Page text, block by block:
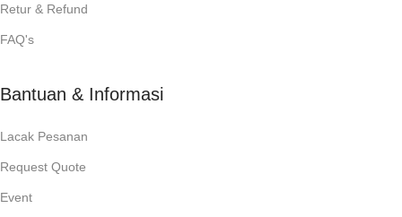
Retur & Refund
FAQ's
Bantuan & Informasi
Lacak Pesanan
Request Quote
Event